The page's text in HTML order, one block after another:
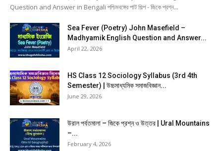
Question and Answer in Bengali পশ্চিমবঙ্গের পাট শিল্প - জিকে প্রশ্ন...
Sea Fever (Poetry) John Masefield –
Madhyamik English Question and Answer...
April 22, 2026
HS Class 12 Sociology Syllabus (3rd 4th
Semester) | উচ্চমাধ্যমিক সমাজবিজ্ঞান...
June 29, 2026
উরাল পর্বতমালা – জিকে প্রশ্ন ও উত্তর | Ural Mountains
–...
February 4, 2026